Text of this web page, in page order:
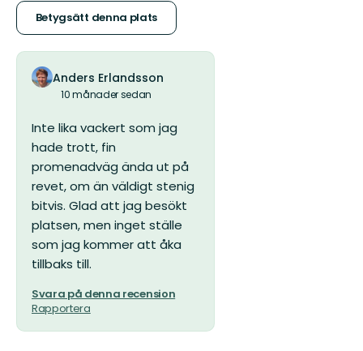
stjärnor
Betygsätt denna plats
Anders Erlandsson
10 månader sedan
Inte lika vackert som jag
hade trott, fin
promenadväg ända ut på
revet, om än väldigt stenig
bitvis. Glad att jag besökt
platsen, men inget ställe
som jag kommer att åka
tillbaks till.
Svara på denna recension
Rapportera